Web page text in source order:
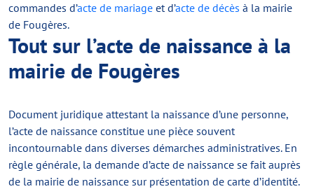
commandes d’acte de mariage et d’acte de décès à la mairie
de Fougères.
Tout sur l’acte de naissance à la
mairie de Fougères
Document juridique attestant la naissance d’une personne,
l’acte de naissance constitue une pièce souvent
incontournable dans diverses démarches administratives. En
règle générale, la demande d’acte de naissance se fait auprès
de la mairie de naissance sur présentation de carte d’identité.